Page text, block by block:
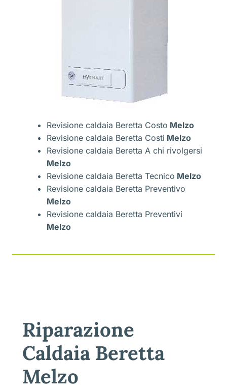
Revisione caldaia Beretta Costo Melzo
Revisione caldaia Beretta Costi Melzo
Revisione caldaia Beretta A chi rivolgersi
Melzo
Revisione caldaia Beretta Tecnico Melzo
Revisione caldaia Beretta Preventivo
Melzo
Revisione caldaia Beretta Preventivi
Melzo
Riparazione
Caldaia Beretta
Melzo